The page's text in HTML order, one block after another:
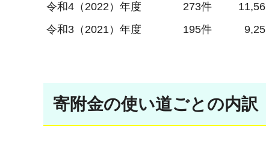
令和4（2022）年度
273件
令和3（2021）年度
195件
寄附金の使い道ごとの内訳